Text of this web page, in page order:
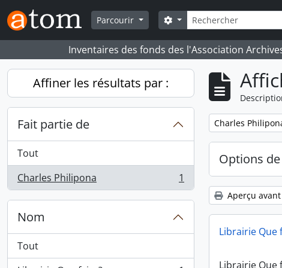
Skip to main content
Parcourir
Rechercher
Search options
Inventaires des fonds des l'Association
Affiner les résultats par :
Fait partie de
Tout
Charles Philipona
, 1 résultats 1
Nom
Tout
Remove filter:
Charles
Options
Aperçu
Librairie Que
Librairie Que